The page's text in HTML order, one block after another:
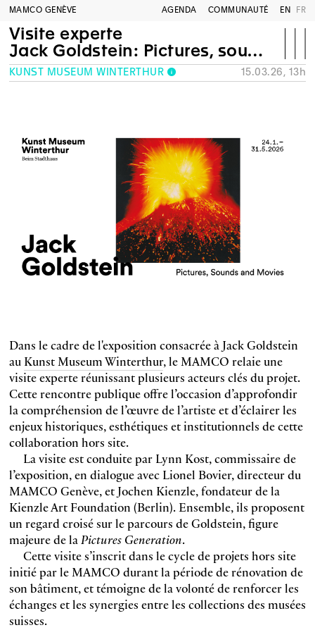
MAMCO GENÈVE AGENDA COMMUNAUTÉ EN FR
Visite experte
Jack Goldstein: Pictures, sounds and movies
KUNST MUSEUM WINTERTHUR 15.03.26, 13h
Dans le cadre de l'exposition consacrée à Jack Goldstein
au Kunst Museum Winterthur, le MAMCO relaie une
visite experte réunissant plusieurs acteurs clés du projet.
Cette rencontre publique offre l’occasion d’approfondir
la compréhension de l’œuvre de l’artiste et d’éclairer les
enjeux historiques, esthétiques et institutionnels de cette
collaboration hors site.
La visite est conduite par Lynn Kost, commissaire de
l’exposition, en dialogue avec Lionel Bovier, directeur du
MAMCO Genève, et Jochen Kienzle, fondateur de la
Kienzle Art Foundation (Berlin). Ensemble, ils proposent
un regard croisé sur le parcours de Goldstein, figure
majeure de laPictures Generation.
Cette visite s’inscrit dans le cycle de projets hors site
initié par le MAMCO durant la période de rénovation de
son bâtiment, et témoigne de la volonté de renforcer les
échanges et les synergies entre les collections des musées
suisses.